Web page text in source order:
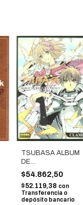
TSUBASA ALBUM
DE
REPRODUCCIONES
# 02
$54.862,50
$52.119,38 con
Transferencia o
depósito bancario